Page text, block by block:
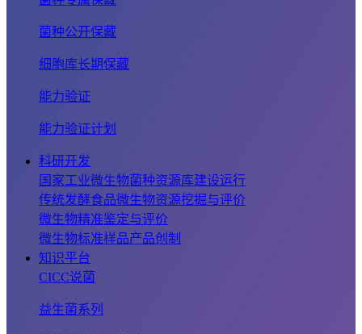
菌种公开保藏
细胞库长期保藏
能力验证
能力验证计划
科研开发
国家工业微生物菌种资源库建设运行
传统发酵食品微生物资源挖掘与评价
微生物精准鉴定与评价
微生物标准样品产品创制
知识平台
CICC说菌
益生菌系列